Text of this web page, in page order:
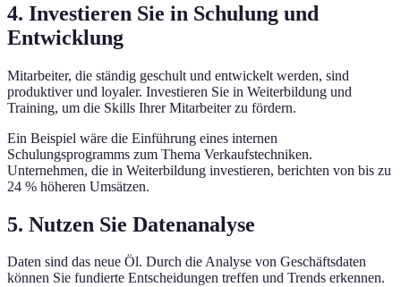
4. Investieren Sie in Schulung und
Entwicklung
Mitarbeiter, die ständig geschult und entwickelt werden, sind
produktiver und loyaler. Investieren Sie in Weiterbildung und
Training, um die Skills Ihrer Mitarbeiter zu fördern.
Ein Beispiel wäre die Einführung eines internen
Schulungsprogramms zum Thema Verkaufstechniken.
Unternehmen, die in Weiterbildung investieren, berichten von bis zu
24 % höheren Umsätzen.
5. Nutzen Sie Datenanalyse
Daten sind das neue Öl. Durch die Analyse von Geschäftsdaten
können Sie fundierte Entscheidungen treffen und Trends erkennen.